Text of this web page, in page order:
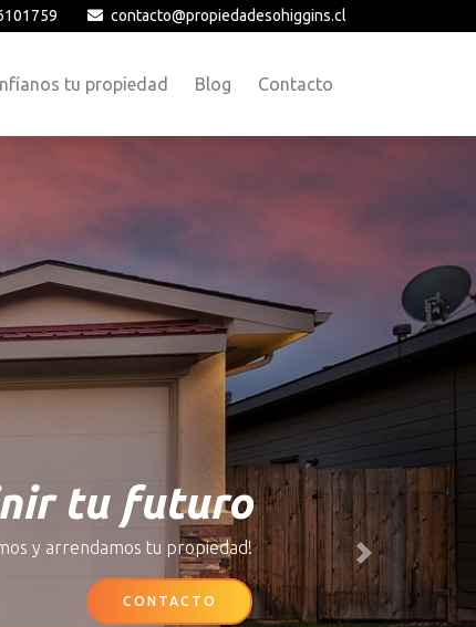
contacto@propiedadesohiggins.cl
tu propiedad Blog Contacto
tu futuro
y arrendamos tu propiedad!
CONTACTO
Next